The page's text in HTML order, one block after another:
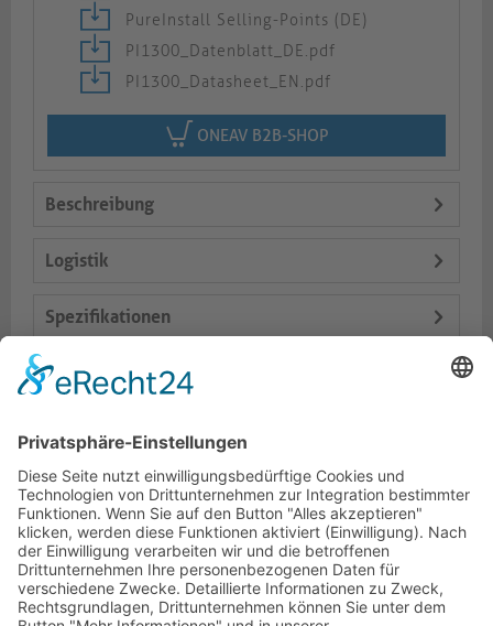
PureInstall Selling-Points (DE)
PI1300_Datenblatt_DE.pdf
PI1300_Datasheet_EN.pdf
ONEAV B2B-SHOP
Beschreibung
Logistik
Spezifikationen
Lieferumfang
Dokumente
HOTLINE